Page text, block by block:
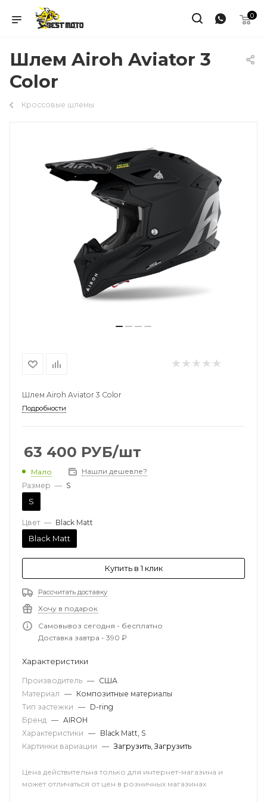
0
Шлем Airoh Aviator 3
Color
Кроссовые шлемы
Шлем Airoh Aviator 3 Color
Подробности
63 400 РУБ/шт
Мало
Нашли дешевле?
Размер — S
S
Цвет — Black Matt
Black Matt
Купить в 1 клик
Рассчитать доставку
Хочу в подарок
Самовывоз сегодня - бесплатно
Доставка завтра - 390 ₽
Характеристики
Производитель — США
Материал — Композитные материалы
Тип застежки — D-ring
Бренд — AIROH
Характеристики — Black Matt, S
Картинки вариации — Загрузить,Загрузить
Цена действительна только для интернет-магазина и
может отличаться от цен в розничных магазинах